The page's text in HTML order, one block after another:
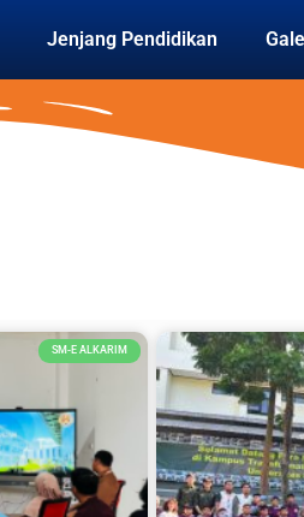
Jenjang Pendidikan
SM-E ALKARIM